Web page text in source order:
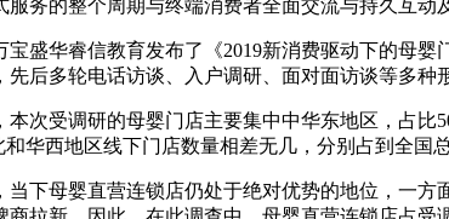
服务的整个周期与终端消费者全面交流与持久互动
宝盛华睿信教育发布了《2019新消费驱动下的母
先后多轮电话访谈、入户调研、面对面访谈等多种
本次受调研的母婴门店主要集中中华东地区，占
和华西地区线下门店数量相差无几，分别占到全国
当下母婴直营连锁店仍处于绝对优势的地位，一